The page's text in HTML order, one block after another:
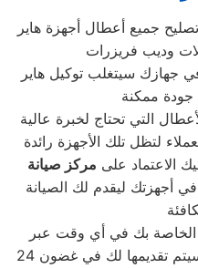
التي تحتاج لخبرة عالية
لتظل تلك الأجهزة رائدة
الاعتماد على مركز صيانة
أجهزتك ليقدم لك الصيانة
الخاصة بك في أي وقت عبر
وسيتم تقديمها لك في غضون 24